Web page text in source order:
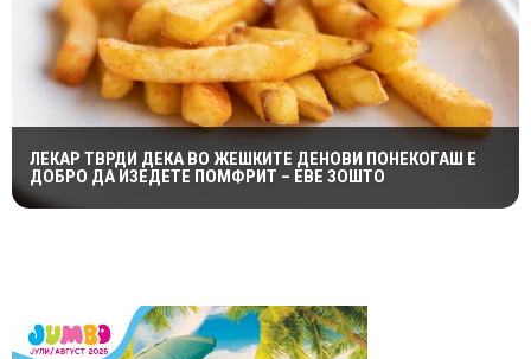
ЛЕКАР ТВРДИ ДЕКА ВО ЖЕШКИТЕ ДЕНОВИ ПОНЕКОГАШ Е
ДОБРО ДА ИЗЕДЕТЕ ПОМФРИТ – ЕВЕ ЗОШТО